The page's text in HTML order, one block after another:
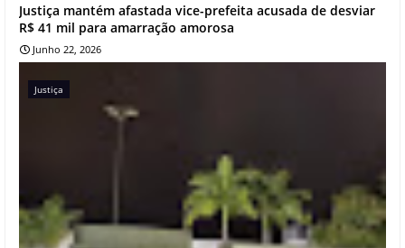
Justiça mantém afastada vice-prefeita acusada de desviar
R$ 41 mil para amarração amorosa
Junho 22, 2026
Justiça